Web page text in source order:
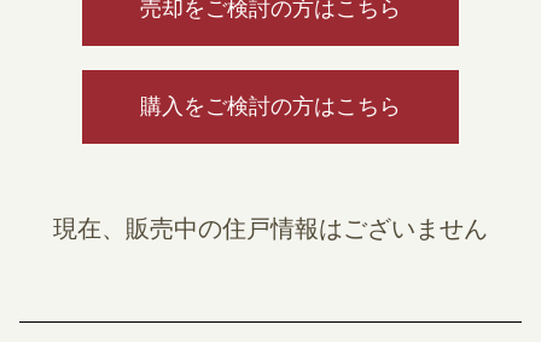
売却をご検討の方はこちら
購入をご検討の方はこちら
現在、販売中の住戸情報はございません